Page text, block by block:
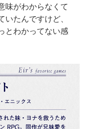
味がわからなくて
たんですけど、
とわかってない感